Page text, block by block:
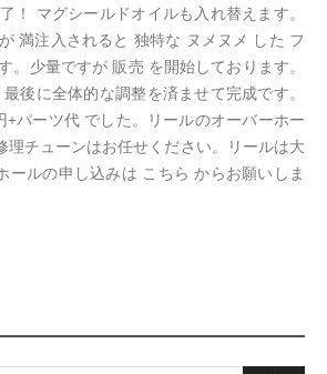
！ マグシールドオイルも入れ替えます。
満注入されると 独特な ヌメヌメ した フ
。少量ですが 販売 を開始しております。
後に全体的な調整を済ませて完成です。
パーツ代 でした。リールのオーバーホー
理チューンはお任せください。リールは大
ールの申し込みは こちら からお願いしま